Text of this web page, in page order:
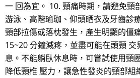
一 回為宜。 10. 頸痛時期，請避免頸
游泳、高階瑜珈、仰頭晒衣及牙齒診
頸部拉傷或落枕發生，產生明顯的僵
15~20 分鐘減疼，並盡可能在頭頸
息。不能躺臥休息時，可嘗試使用頸
降低頸椎 壓力，讓急性發炎的頸部組